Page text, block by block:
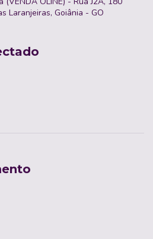
Laranjeiras, Goiânia - GO